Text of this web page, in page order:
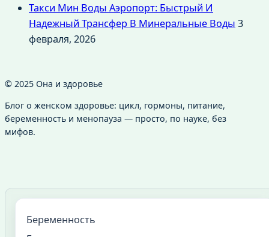
Такси Мин Воды Аэропорт: Быстрый И
Надежный Трансфер В Минеральные Воды 3
февраля, 2026
© 2025 Она и здоровье
Блог о женском здоровье: цикл, гормоны, питание,
беременность и менопауза — просто, по науке, без
мифов.
Беременность